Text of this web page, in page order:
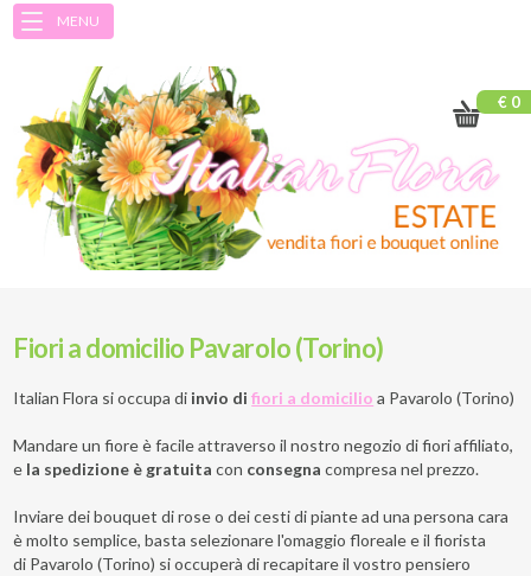
MENU
€ 0
Fiori a domicilio Pavarolo (Torino)
Italian Flora si occupa di invio difiori a domicilio a Pavarolo (Torino)
Mandare un fiore è facile attraverso il nostro negozio di fiori affiliato,
e la spedizione è gratuita con consegna compresa nel prezzo.
Inviare dei bouquet di rose o dei cesti di piante ad una persona cara
è molto semplice, basta selezionare l'omaggio floreale e il fiorista
di Pavarolo (Torino) si occuperà di recapitare il vostro pensiero